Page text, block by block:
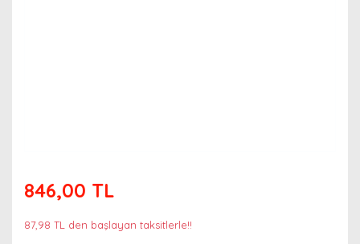
846,00 TL
87,98 TL den başlayan taksitlerle!!